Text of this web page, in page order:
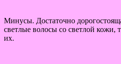
Минусы. Достаточно
светлые волосы со светлой кожи,
их.